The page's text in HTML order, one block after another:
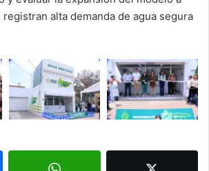
alta demanda de agua segura